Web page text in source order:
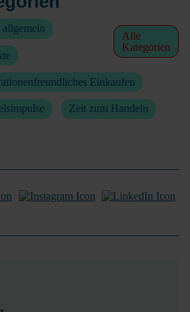
Alle
Kategorien
Einkaufen
Zeit zum Handeln